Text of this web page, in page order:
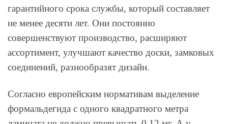
гарантийного срока службы, который составляет
не менее десяти лет. Они постоянно
совершенствуют производство, расширяют
ассортимент, улучшают качество доски, замковых
соединений, разнообразят дизайн.
Согласно европейским нормативам выделение
формальдегида с одного квадратного метра